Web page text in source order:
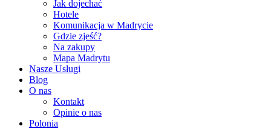
Jak dojechać
Hotele
Komunikacja w Madrycie
Gdzie zjeść?
Na zakupy
Mapa Madrytu
Nasze Usługi
Blog
O nas
Kontakt
Opinie o nas
Polonia